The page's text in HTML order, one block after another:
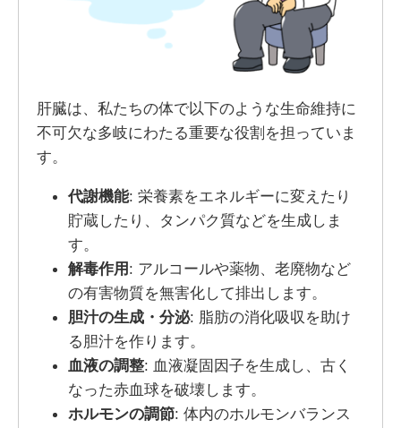
肝臓は、私たちの体で以下のような生命維持に
不可欠な多岐にわたる重要な役割を担っていま
す。
代謝機能: 栄養素をエネルギーに変えたり
貯蔵したり、タンパク質などを生成しま
す。
解毒作用 : アルコールや薬物、老廃物など
の有害物質を無害化して排出します。
胆汁の生成・分泌: 脂肪の消化吸収を助け
る胆汁を作ります。
血液の調整: 血液凝固因子を生成し、古く
なった赤血球を破壊します。
ホルモンの調節: 体内のホルモンバランス